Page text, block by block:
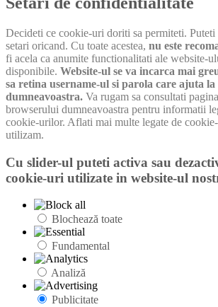
Decideti ce cookie-uri doriti sa permiteti. Puteti
setari oricand. Cu toate acestea, nu este
fi acela ca anumite functionalitati ale website-
disponibile. Website-ul se va incarca mai
sa retina username-ul si parola care ajuta
dumneavoastra. Va rugam sa consultati
browserului dumneavoastra pentru informatii
cookie-urilor. Aflati mai multe legate de
utilizam.
Cu slider-ul puteti activa sau
cookie-uri utilizate in website-ul
Blochează toate
Fundamental
Analiză
Publicitate